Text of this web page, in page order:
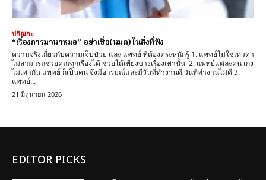
ปกิณกะ
“เรื่องการมาหาหมอ” อย่าเชื่อ(หมด) ในสิ่งที่ฟัง
ความจริงเกี่ยวกับความเจ็บป่วย และ แพทย์ ที่ต้องตระหนักรู้ 1. แพทย์ไม่ใช่เทวดา
ไม่สามารถช่วยคุณทุกเรื่องได้ ช่วยได้เพียงบางเรื่องเท่านั้น 2. แพทย์แต่ละคน เก่ง
ไม่เท่ากัน แพทย์ ก็เป็นคน จึงมีอารมณ์และมีวันที่ทำงานดี วันที่ทำงานไม่ดี 3.
แพทย์...
21 มิถุนายน 2026
EDITOR PICKS